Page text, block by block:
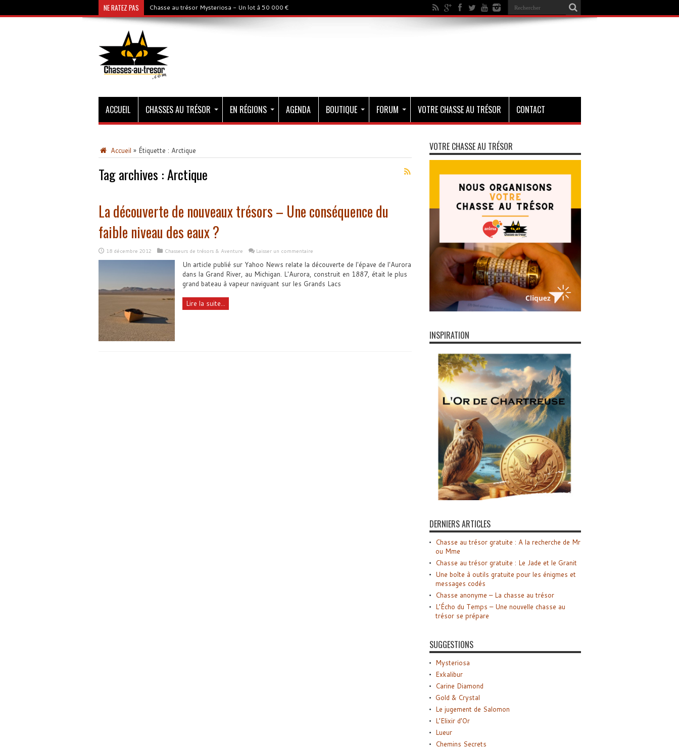
NE RATEZ PAS Chasse au trésor Mysteriosa - Un lot à 50 000 €
ACCUEIL CHASSES AU TRÉSOR EN RÉGIONS AGENDA BOUTIQUE FORUM VOTRE CHASSE AU TRÉSOR CONTACT
Accueil » Étiquette : Arctique
Tag archives :Arctique
La découverte de nouveaux trésors – Une conséquence du
faible niveau des eaux ?
18 décembre 2012 Chasseurs de trésors & Aventure Laisser un commentaire
Un article publié sur Yahoo News relate la découverte de l'épave de l'Aurora
dans la Grand River, au Michigan. L'Aurora, construit en 1887, était le plus
grand bateau à vapeur naviguant sur les Grands Lacs
Lire la suite...
VOTRE CHASSE AU TRÉSOR
INSPIRATION
DERNIERS ARTICLES
Chasse au trésor gratuite : A la recherche de Mr
ou Mme
Chasse au trésor gratuite : Le Jade et le Granit
Une boîte à outils gratuite pour les énigmes et
messages codés
Chasse anonyme – La chasse au trésor
L’Écho du Temps – Une nouvelle chasse au
trésor se prépare
SUGGESTIONS
Mysteriosa
Exkalibur
Carine Diamond
Gold & Crystal
Le jugement de Salomon
L’Elixir d’Or
Lueur
Chemins Secrets